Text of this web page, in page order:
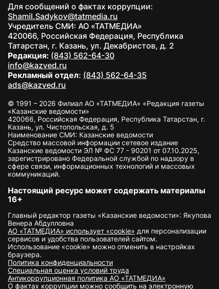
Для сообщений о фактах коррупции:
Shamil.Sadykov@tatmedia.ru
Учредитель СМИ: АО «ТАТМЕДИА»
420066, Российская Федерация, Республика
Татарстан, г. Казань, ул. Декабристов, д. 2
Редакция: (843) 562-64-30
info@kazved.ru
Рекламный отдел: (843) 562-64-35
ads@kazved.ru
© 1991 – 2026 Филиал АО «ТАТМЕДИА» «Редакция газеты
«Казанские ведомости»
420066, Российская Федерация, Республика Татарстан, г.
Казань, ул. Чистопольская, д. 5
Наименование СМИ: Казанские ведомости
Средство массовой информации сетевое издание
Казанские ведомости ЭЛ № ФС 77 - 90201 от 07.10.2025,
зарегистрировано Федеральной службой по надзору в
сфере связи, информационных технологий и массовых
коммуникаций.
Настоящий ресурс может содержать материалы
16+
Главный редактор газеты «Казанские ведомости»: Якупова
Венера Абдулловна
АО «ТАТМЕДИА» использует «cookie» для персонализации
сервисов и удобства пользователей сайтом.
Использование «cookie» можно отменить в настройках
браузера.
Политика конфиденциальности
Специальная оценка условий труда
Антикоррупционная политика АО «ТАТМЕДИА»
О фактах коррупции можно сообщить на электронную